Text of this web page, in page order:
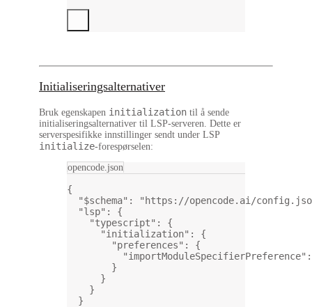
Initialiseringsalternativer
Bruk egenskapen initialization til å sende
initialiseringsalternativer til LSP-serveren. Dette er
serverspesifikke innstillinger sendt under LSP
initialize-forespørselen:
opencode.json
{
"$schema" :
"https://opencode.ai/
"lsp" : {
"typescript" : {
"initialization" : {
"preferences" : {
"importModuleSpecifierPreference"
}
}
}
}